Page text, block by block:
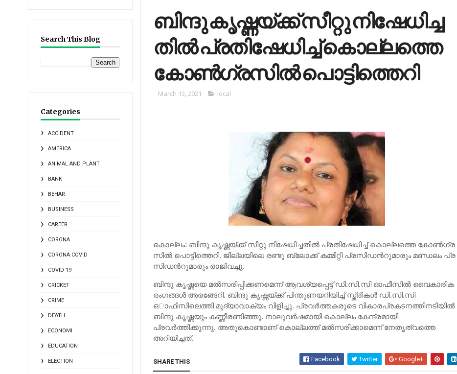
Search This Blog
Categories
ACCIDENT
AMERICA
ANIMAL AND PLANT
BANK
BEHAR
BUSINESS
CAREER
CORONA
CORONA COVID
COVID 19
CRICKET
CRIME
DEATH
ECONOMI
EDUCATION
ELECTION
ബി​ന്ദു കൃ​ഷ്ണ​യ്ക്ക് സീ​റ്റു നി​ഷേ​ധി​ച്ച​
തി​ല്‍ പ്ര​തി​ഷേ​ധി​ച്ച്‌ കൊല്ല​ത്തെ
കോ​ണ്‍​ഗ്ര​സി​ല്‍ പൊ​ട്ടി​ത്തെ​റി
March 13, 2021 local
കൊ​ല്ലം: ബി​ന്ദു കൃ​ഷ്ണ​യ്ക്ക് സീ​റ്റു നി​ഷേ​ധി​ച്ച​തി​ല്‍ പ്ര​തി​ഷേ​ധി​ച്ച്‌ കൊല്ല​ത്തെ കോ​ണ്‍​ഗ്ര​
സി​ല്‍ പൊ​ട്ടി​ത്തെ​റി. ജി​ല്ല​യി​ലെ ര​ണ്ടു ബ്ലോ​ക്ക് ക​മ്മി​റ്റി പ്ര​സി​ഡ​​ന്‍റുമാ​രും മ​ണ്ഡ​ലം പ്ര​
സി​ഡ​ന്‍റു​മാ​രും രാ​ജി​വ​ച്ചു.
ബിന്ദു കൃഷ്ണയെ മല്‍സരിപ്പിക്കണമെന്ന് ആവശ്യപ്പെട്ട് ഡി.സി.സി ഓഫീസില്‍ വൈകാരിക
രംഗങ്ങള്‍ അരങ്ങേറി. ബിന്ദു കൃഷ്ണയ്ക്ക് പിന്തുണയറിയിച്ച്‌ സ്ത്രീകള്‍ ഡി.സി.സി
ഒാഫിസിലെത്തി മുദ്യാവാക്യം വിളിച്ചു. പ്രവര്‍ത്തകരുടെ വികാരപ്രകടനത്തിനടിയില്‍​
ബിന്ദു കൃഷ്ണയും കണ്ണീരണിഞ്ഞു. നാലുവര്‍ഷമായി കൊല്ലം കേന്ദ്രമായി
പ്രവര്‍ത്തിക്കുന്നു. അതുകൊണ്ടാണ് കൊല്ലത്ത് മല്‍സരിക്കാമെന്ന് നേതൃത്വത്തെ
അറിയിച്ചത്​.
SHARE THIS Facebook Twitter Google+